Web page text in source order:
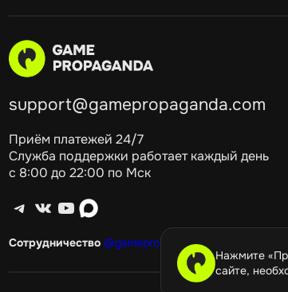
Нажмите
сайте,
support@gamepropaganda.com
Приём платежей 24/7
Служба поддержки работает каждый день
с 8:00 до 22:00 по Мск
Telegram ВКонтакте YouTube max
Сотрудничество @gamepropagandagang